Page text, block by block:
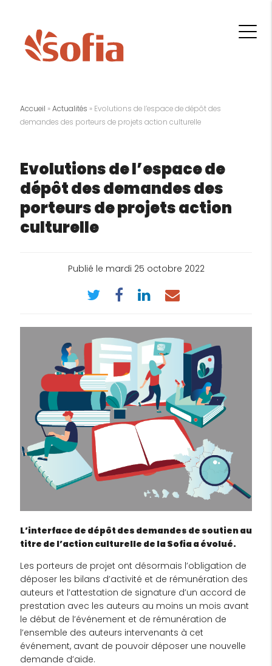
Accueil »Actualités » Evolutions de l’espace de dépôt des
demandes des porteurs de projets action culturelle
Evolutions de l’espace de
dépôt des demandes des
porteurs de projets action
culturelle
Publié le mardi 25 octobre 2022
L’interface de dépôt des demandes de soutien au
titre de l’action culturelle de la Sofia a évolué.
Les porteurs de projet ont désormais l’obligation de
déposer les bilans d’activité et de rémunération des
auteurs et l’attestation de signature d’un accord de
prestation avec les auteurs au moins un mois avant
le début de l’événement et de rémunération de
l’ensemble des auteurs intervenants à cet
événement, avant de pouvoir déposer une nouvelle
demande d’aide.